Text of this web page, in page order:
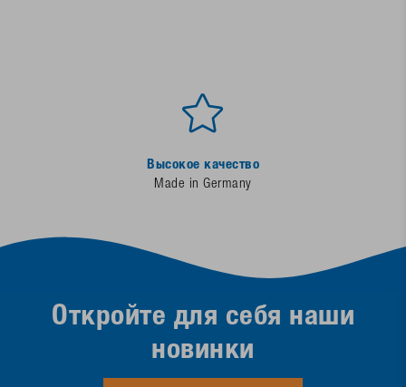
Высокое качество
Made in Germany
Откройте для себя наши
новинки